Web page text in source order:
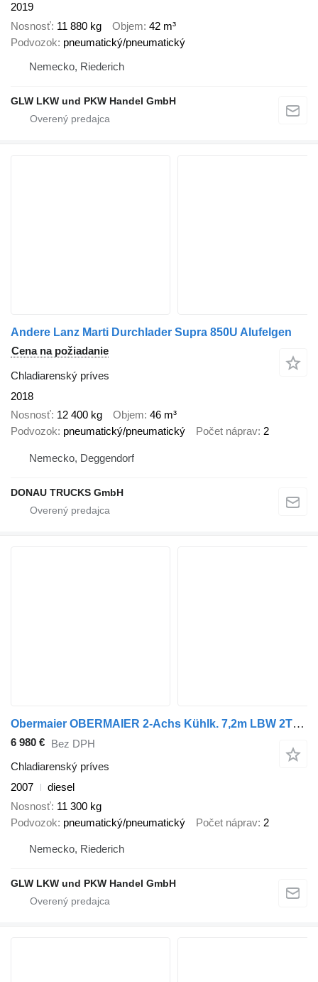
2019
Nosnosť 11 880 kg Objem 42 m³
Podvozok pneumatický/pneumatický
Nemecko, Riederich
GLW LKW und PKW Handel GmbH
Andere Lanz Marti Durchlader Supra 850U Alufelgen
Cena na požiadanie
Chladiarenský príves
2018
Nosnosť 12 400 kg Objem 46 m³
Podvozok pneumatický/pneumatický Počet náprav 2
Nemecko, Deggendorf
DONAU TRUCKS GmbH
Obermaier OBERMAIER 2-Achs Kühlk. 7,2m LBW 2TO.*THERMOKING
6 980 € Bez DPH
Chladiarenský príves
2007
diesel
Nosnosť 11 300 kg
Podvozok pneumatický/pneumatický Počet náprav 2
Nemecko, Riederich
GLW LKW und PKW Handel GmbH